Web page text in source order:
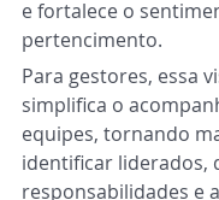
e fortalece o
pertencimento.
Para gestores, essa
simplifica o
equipes, tornando
identificar liderados,
responsabilidades e